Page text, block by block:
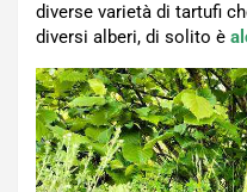
diverse varietà di tartufi
diversi alberi, di solito è